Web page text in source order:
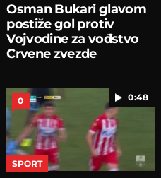
Osman Bukari glavom
postiže gol protiv
Vojvodine za vođstvo
Crvene zvezde
0:48
0
SPORT